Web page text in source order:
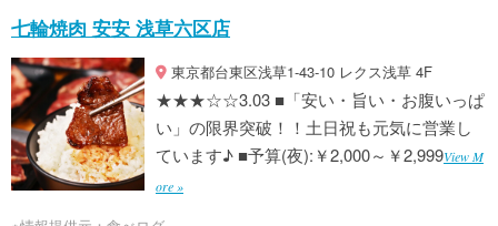
七輪焼肉 安安 浅草六区店
東京都台東区浅草1-43-10 レクス浅草 4F
★★★☆☆3.03 ■「安い・旨い・お腹いっぱ
い」の限界突破！！土日祝も元気に営業し
ています♪ ■予算(夜):￥2,000～￥2,999View M
ore »